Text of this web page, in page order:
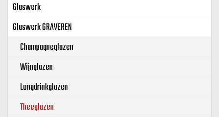
Glaswerk
Glaswerk GRAVEREN
Champagneglazen
Wijnglazen
Longdrinkglazen
Theeglazen